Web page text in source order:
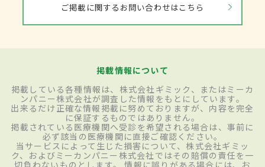
ご掲載に関するお問い合わせはこちら
掲載情報について
掲載している各種情報は、株式会社ギミック、またはミーカ
ンパニー株式会社が調査した情報をもとにしています。
出来るだけ正確な情報掲載に努めておりますが、内容を完全
に保証するものではありません。
掲載されている医療機関へ受診を希望される場合は、事前に
必ず該当の医療機関に直接ご確認ください。
当サービスによって生じた損害について、株式会社ギミッ
ク、およびミーカンパニー株式会社ではその賠償の責任を一